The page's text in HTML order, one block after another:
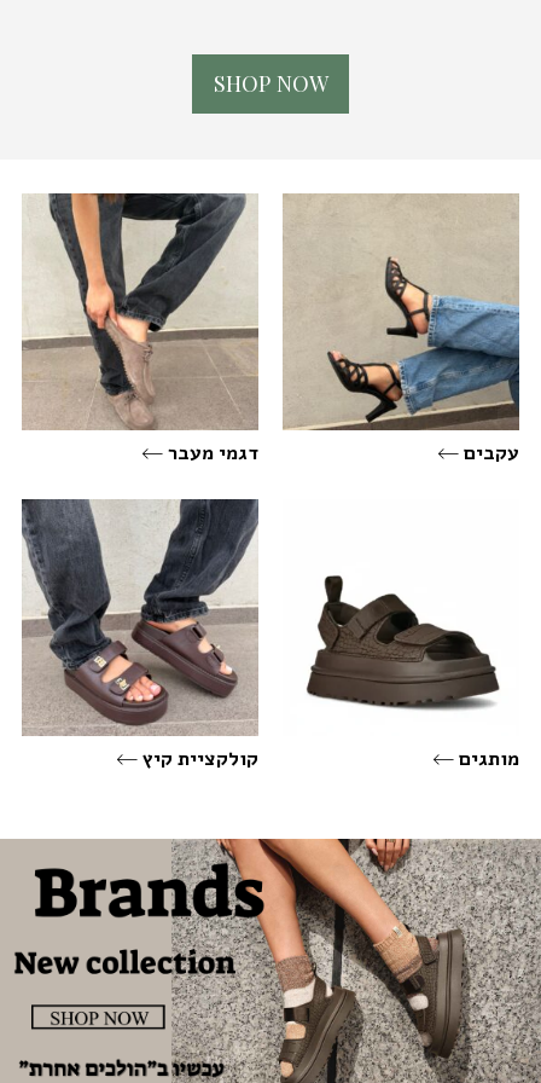
SHOP NOW
עקבים דגמי מעבר
מותגים קולקציית קיץ